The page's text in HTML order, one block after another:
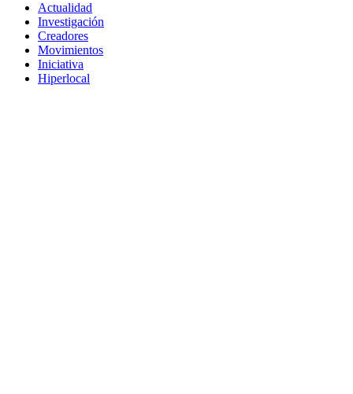
Actualidad
Investigación
Creadores
Movimientos
Iniciativa
Hiperlocal